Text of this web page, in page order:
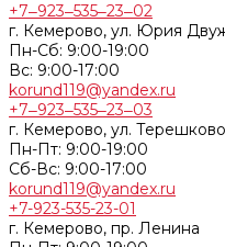
+7‒923‒535‒23‒02
г. Кемерово, ул. Юрия
Пн-Сб: 9:00-19:00
Вс: 9:00-17:00
korund119@yandex.ru
+7‒923‒535‒23‒03
г. Кемерово, ул.
Пн-Пт: 9:00-19:00
Cб-Вс: 9:00-17:00
korund119@yandex.ru
+7-923-535-23-01
г. Кемерово, пр. Ленина